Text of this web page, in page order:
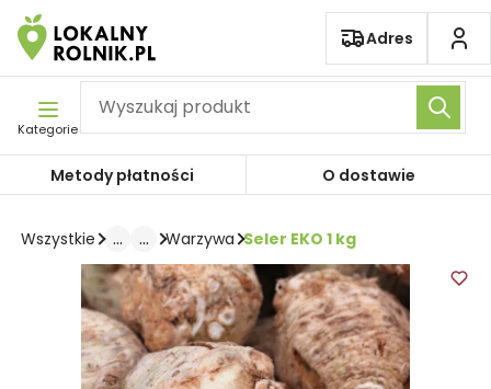
Pomiń nawigację
Adres
Kategorie
Metody płatności O dostawie
Wszystkie ... ... Warzywa Seler EKO 1 kg